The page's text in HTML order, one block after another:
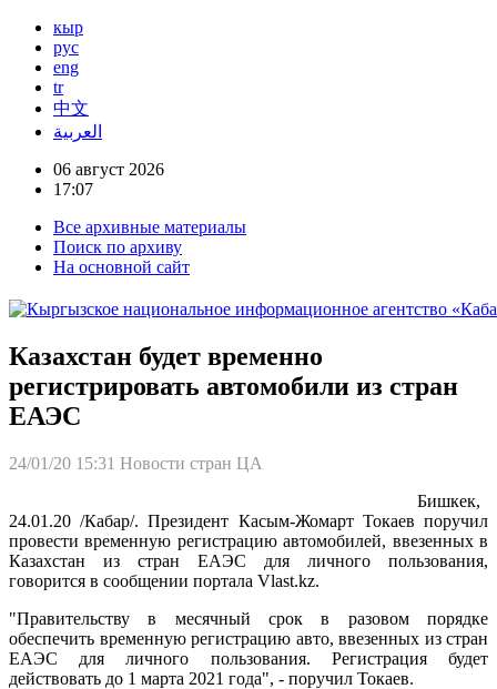
кыр
рус
eng
tr
中文
العربية
06 август 2026
17:07
Все архивные материалы
Поиск по архиву
На основной сайт
Казахстан будет временно
регистрировать автомобили из стран
ЕАЭС
24/01/20 15:31 Новости стран ЦА
Бишкек,
24.01.20 /Кабар/. Президент Касым-Жомарт Токаев поручил
провести временную регистрацию автомобилей, ввезенных в
Казахстан из стран ЕАЭС для личного пользования,
говорится в сообщении портала Vlast.kz.
"Правительству в месячный срок в разовом порядке
обеспечить временную регистрацию авто, ввезенных из стран
ЕАЭС для личного пользования. Регистрация будет
действовать до 1 марта 2021 года", - поручил Токаев.